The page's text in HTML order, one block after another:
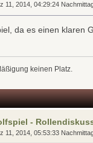
11, 2014, 04:29:24
da es einen klaren
keinen Platz.
-
11, 2014, 05:53:33